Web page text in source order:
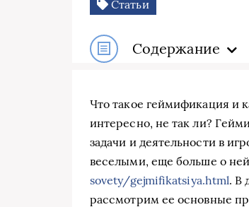
Статьи
Содержание
Что такое геймификация и
интересно, не так ли?
задачи и деятельности в
веселыми, еще больше о
sovety/gejmifikatsiya.html. В
рассмотрим ее основные